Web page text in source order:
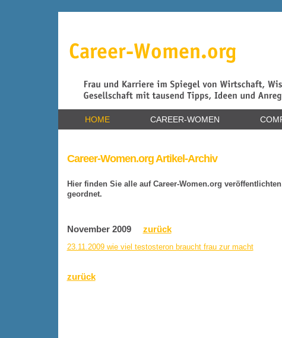
HOME CAREER-WOMEN
Career-Women.org Artikel-Archiv
Hier finden Sie alle auf Career-Women.org
geordnet.
November 2009 zurück
23.11.2009 wie viel testosteron braucht frau zur macht
zurück